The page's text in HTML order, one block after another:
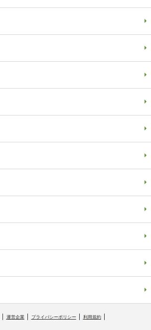
運営企業 プライバシーポリシー 利用規約